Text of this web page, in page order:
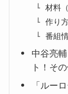
材料
作り
番組
中谷亮
ト！そ
「ルー